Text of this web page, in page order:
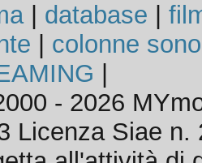
| database
colonne
- 2026
Licenza Siae n.